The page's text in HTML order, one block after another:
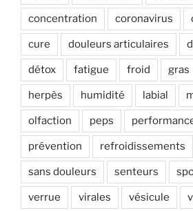
concentration coronavirus
cure douleurs articulaires
détox fatigue froid gras
herpès humidité labial
olfaction peps
prévention refroidissements
sans douleurs senteurs
verrue virales vésicule